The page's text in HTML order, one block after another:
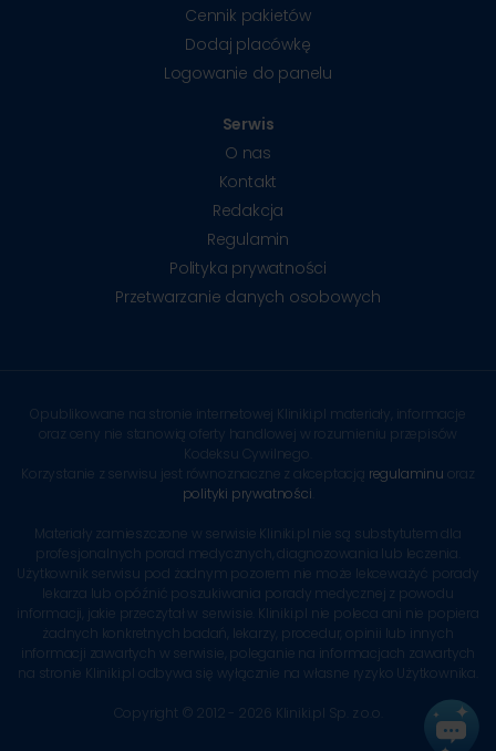
Cennik pakietów
Dodaj placówkę
Logowanie do panelu
Serwis
O nas
Kontakt
Redakcja
Regulamin
Polityka prywatności
Przetwarzanie danych osobowych
Opublikowane na stronie internetowej Kliniki.pl materiały, informacje
oraz ceny nie stanowią oferty handlowej w rozumieniu przepisów
Kodeksu Cywilnego.
Korzystanie z serwisu jest równoznaczne z akceptacją regulaminu oraz
polityki prywatności
Materiały zamieszczone w serwisie Kliniki.pl nie są substytutem dla
profesjonalnych porad medycznych, diagnozowania lub leczenia.
Użytkownik serwisu pod żadnym pozorem nie może lekceważyć porady
lekarza lub opóźnić poszukiwania porady medycznej z powodu
informacji, jakie przeczytał w serwisie. Kliniki.pl nie poleca ani nie popiera
żadnych konkretnych badań, lekarzy, procedur, opinii lub innych
informacji zawartych w serwisie, poleganie na informacjach zawartych
na stronie Kliniki.pl odbywa się wyłącznie na własne ryzyko Użytkownika.
Copyright © 2012 - 2026 Kliniki.pl Sp. z o.o.